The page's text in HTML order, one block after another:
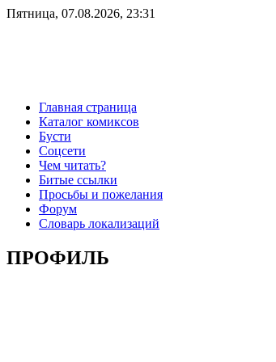
Пятница, 07.08.2026, 23:31
Главная страница
Каталог комиксов
Бусти
Соцсети
Чем читать?
Битые ссылки
Просьбы и пожелания
Форум
Словарь локализаций
ПРОФИЛЬ